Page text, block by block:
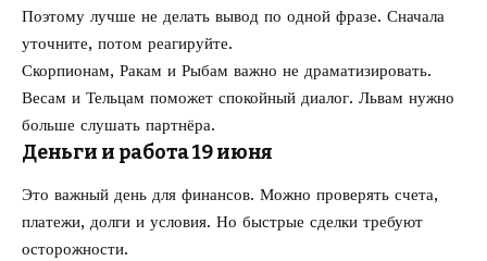
Поэтому лучше не делать вывод по одной фразе. Сначала
уточните, потом реагируйте.
Скорпионам, Ракам и Рыбам важно не драматизировать.
Весам и Тельцам поможет спокойный диалог. Львам нужно
больше слушать партнёра.
Деньги и работа 19 июня
Это важный день для финансов. Можно проверять счета,
платежи, долги и условия. Но быстрые сделки требуют
осторожности.